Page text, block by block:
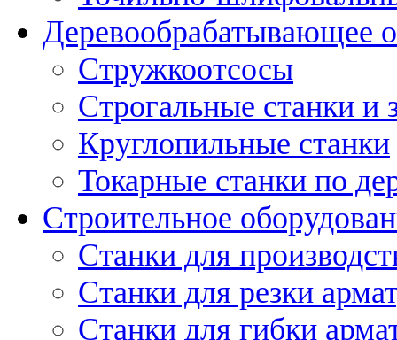
Деревообрабатывающее
Стружкоотсосы
Строгальные станки и
Круглопильные станки
Токарные станки по
Строительное
Станки для
Станки для резки
Станки для гибки